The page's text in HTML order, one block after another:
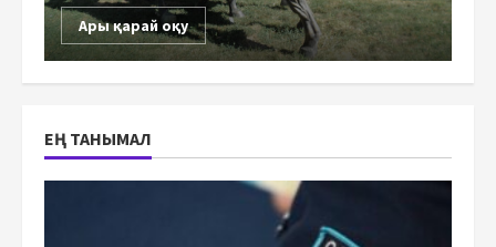
Ары қарай оқу
ЕҢ ТАНЫМАЛ